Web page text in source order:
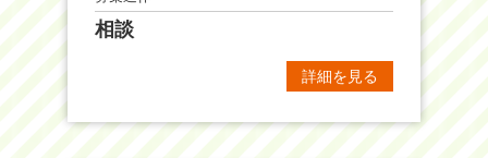
相談
詳細を見る